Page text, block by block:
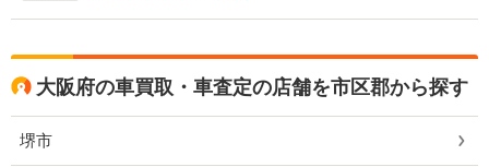
大阪府の車買取・車査定の店舗を市区郡から探す
堺市